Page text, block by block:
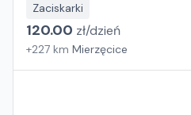
Zaciskarki
120.00 zł/dzień
+227 km Mierzęcice